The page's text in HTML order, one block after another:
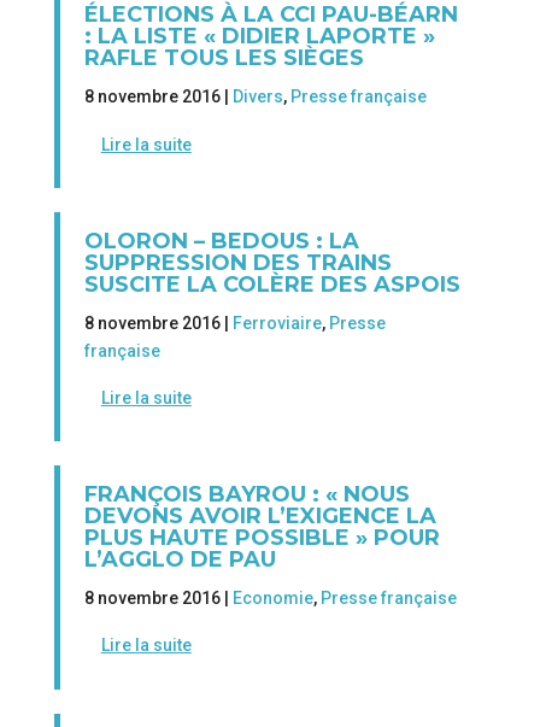
ÉLECTIONS À LA CCI PAU-BÉARN
: LA LISTE « DIDIER LAPORTE »
RAFLE TOUS LES SIÈGES
8 novembre 2016 | Divers, Presse française
Lire la suite
OLORON – BEDOUS : LA
SUPPRESSION DES TRAINS
SUSCITE LA COLÈRE DES ASPOIS
8 novembre 2016 | Ferroviaire, Presse
française
Lire la suite
FRANÇOIS BAYROU : « NOUS
DEVONS AVOIR L’EXIGENCE LA
PLUS HAUTE POSSIBLE » POUR
L’AGGLO DE PAU
8 novembre 2016 | Economie, Presse française
Lire la suite